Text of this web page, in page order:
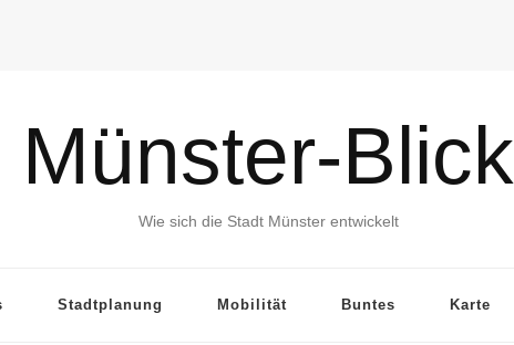
Münster-Blick
Wie sich die Stadt Münster entwickelt
Stadtplanung Mobilität Buntes Karte